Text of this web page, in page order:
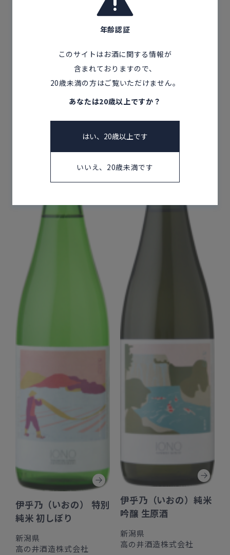
越つかの酒造株式会社
伊乎乃（いおの）特別
純米 初しぼり
新潟県
高の井酒造株式会社
伊乎乃（いおの） 特別
純米 初しぼり
新潟県
高の井酒造株式会社
伊乎乃（いおの）純米
吟醸 生原酒
新潟県
高の井酒造株式会社
年齢認証
このサイトはお酒に関する情報が
含まれておりますので、
20歳未満の方はご覧いただけません。
あなたは20歳以上ですか？
はい、20歳以上です
いいえ、20歳未満です